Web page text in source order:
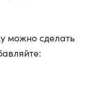
можно сделать